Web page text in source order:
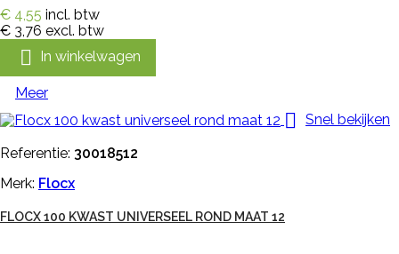
€ 4,55 incl. btw
€ 3,76 excl. btw
 In winkelwagen
Meer
 Snel bekijken
Referentie: 30018512
Merk: Flocx
FLOCX 100 KWAST UNIVERSEEL ROND MAAT 12